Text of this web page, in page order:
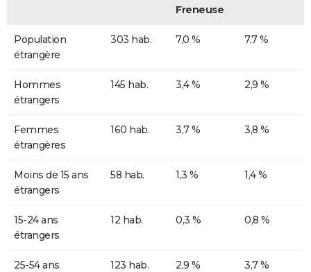
Freneuse
Population
étrangère
303 hab. 7,0 % 7,7 %
Hommes
étrangers
145 hab. 3,4 % 2,9 %
Femmes
étrangères
160 hab. 3,7 % 3,8 %
Moins de 15 ans
étrangers
58 hab. 1,3 % 1,4 %
15-24 ans
étrangers
12 hab. 0,3 % 0,8 %
25-54 ans
123 hab. 2,9 % 3,7 %